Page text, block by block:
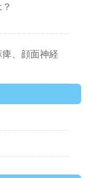
、顔面神経